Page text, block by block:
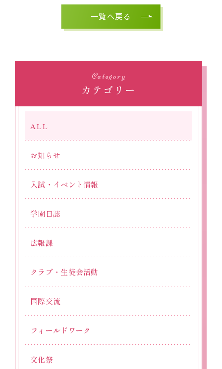
一覧へ戻る
Category
カテゴリー
ALL
お知らせ
入試・イベント情報
学園日誌
広報課
クラブ・生徒会活動
国際交流
フィールドワーク
文化祭